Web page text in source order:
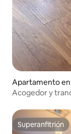
Apartamento en
Acogedor y
Superanfitrión
Superanfitrión